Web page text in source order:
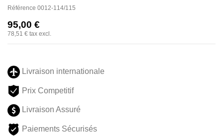
Référence 0012-114/115
95,00 €
78,51 € tax excl.
Livraison internationale
Prix Competitif
Livraison Assuré
Paiements Sécurisés